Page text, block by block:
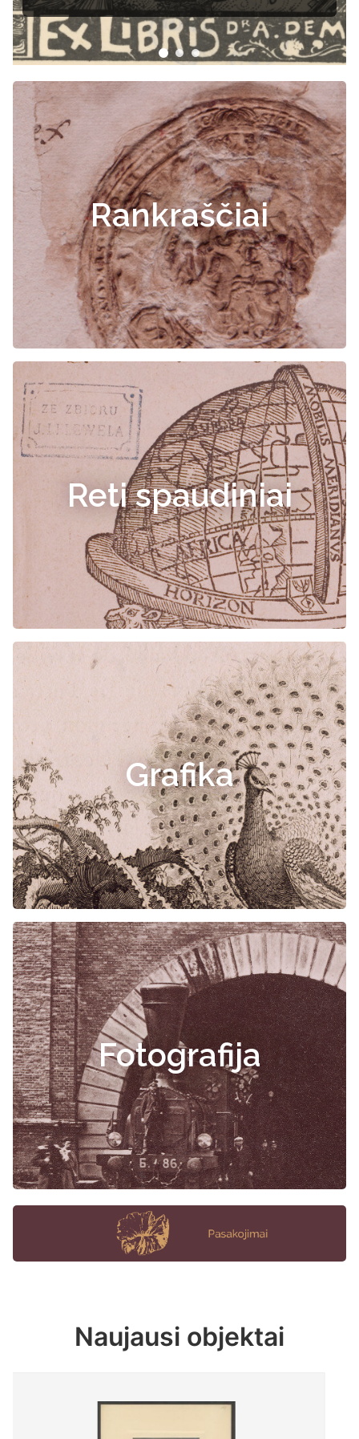
Rankraščiai
Reti spaudiniai
Grafika
Fotografija
Naujausi objektai